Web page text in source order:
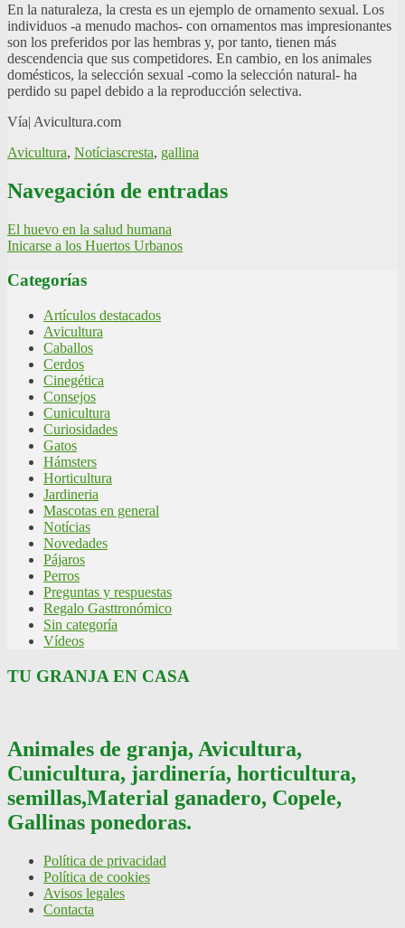
En la naturaleza, la cresta es un ejemplo de ornamento sexual. Los
individuos -a menudo machos- con ornamentos mas impresionantes
son los preferidos por las hembras y, por tanto, tienen más
descendencia que sus competidores. En cambio, en los animales
domésticos, la selección sexual -como la selección natural- ha
perdido su papel debido a la reproducción selectiva.
Vía| Avicultura.com
Avicultura, Notíciascresta, gallina
Navegación de entradas
El huevo en la salud humana
Inicarse a los Huertos Urbanos
Categorías
Artículos destacados
Avicultura
Caballos
Cerdos
Cinegética
Consejos
Cunicultura
Curiosidades
Gatos
Hámsters
Horticultura
Jardineria
Mascotas en general
Notícias
Novedades
Pájaros
Perros
Preguntas y respuestas
Regalo Gasttronómico
Sin categoría
Vídeos
TU GRANJA EN CASA
Animales de granja, Avicultura,
Cunicultura, jardinería, horticultura,
semillas,Material ganadero, Copele,
Gallinas ponedoras.
Política de privacidad
Política de cookies
Avisos legales
Contacta